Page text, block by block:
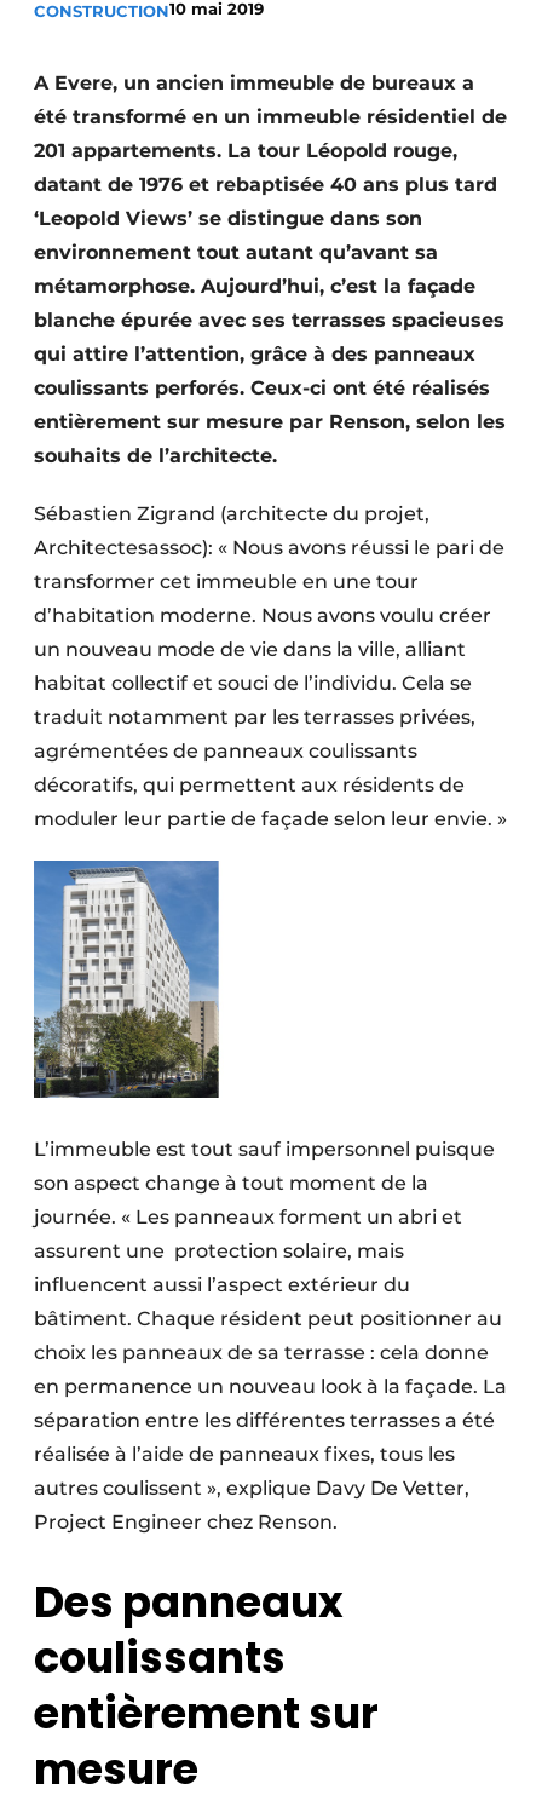
Construction bois
Contrôle d’accès
Éclairage
Fondations
Façades
Géotextiles
Infrastructures souterraines et égouttage
Protection solaire
Rénovation
Sécurité incendie
Software
Techniques ferroviaires
Travaux ferroviaires
CONSTRUCTION10 mai 2019
A Evere, un ancien immeuble de bureaux a
été transformé en un immeuble résidentiel de
201 appartements. La tour Léopold rouge,
datant de 1976 et rebaptisée 40 ans plus tard
‘Leopold Views’ se distingue dans son
environnement tout autant qu’avant sa
métamorphose. Aujourd’hui, c’est la façade
blanche épurée avec ses terrasses spacieuses
qui attire l’attention, grâce à des panneaux
coulissants perforés. Ceux-ci ont été réalisés
entièrement sur mesure par Renson, selon les
souhaits de l’architecte.
Sébastien Zigrand (architecte du projet,
Architectesassoc): « Nous avons réussi le pari de
transformer cet immeuble en une tour
d’habitation moderne. Nous avons voulu créer
un nouveau mode de vie dans la ville, alliant
habitat collectif et souci de l’individu. Cela se
traduit notamment par les terrasses privées,
agrémentées de panneaux coulissants
décoratifs, qui permettent aux résidents de
moduler leur partie de façade selon leur envie. »
L’immeuble est tout sauf impersonnel puisque
son aspect change à tout moment de la
journée. « Les panneaux forment un abri et
assurent une protection solaire, mais
influencent aussi l’aspect extérieur du
bâtiment. Chaque résident peut positionner au
choix les panneaux de sa terrasse : cela donne
en permanence un nouveau look à la façade. La
séparation entre les différentes terrasses a été
réalisée à l’aide de panneaux fixes, tous les
autres coulissent », explique Davy De Vetter,
Project Engineer chez Renson.
Des panneaux
coulissants
entièrement sur
mesure